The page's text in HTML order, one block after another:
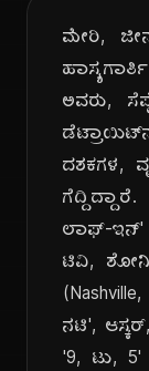
ಮೇರಿ,
ಅವರು,
ದಶಕಗಳ,
ಲಾಫ್-ಇನ್'
ಟಿವಿ,
ನಟಿ',
'9, ಟು, 5'